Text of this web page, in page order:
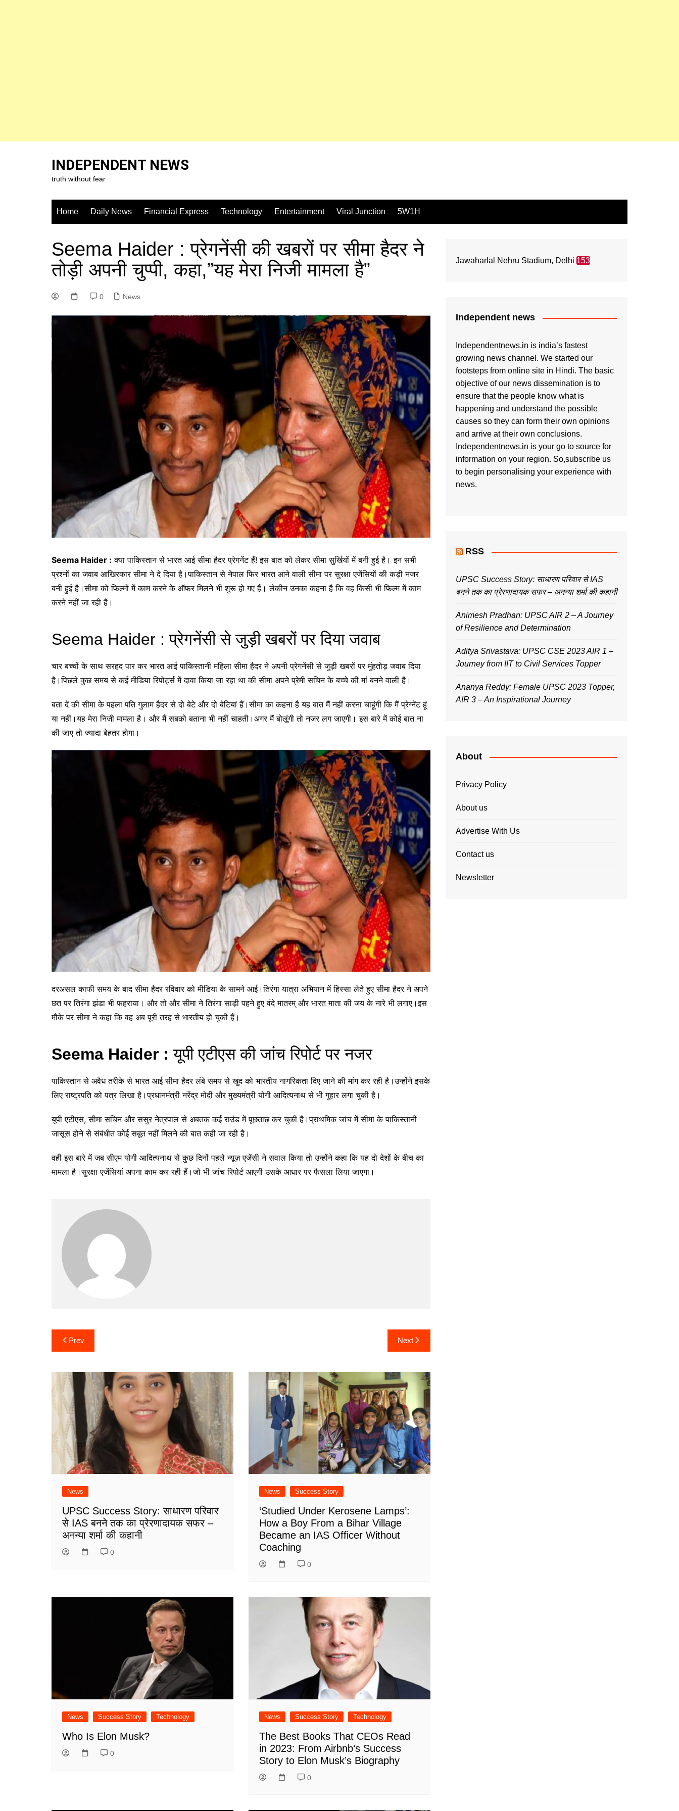
INDEPENDENT NEWS
truth without fear
Home Daily News Financial Express Technology Entertainment Viral Junction 5W1H
Seema Haider : प्रेगनेंसी की खबरों पर सीमा हैदर ने
तोड़ी अपनी चुप्पी, कहा,”यह मेरा निजी मामला है”
0 News
Seema Haider : क्या पाकिस्तान से भारत आई सीमा हैदर प्रेगनेंट हैं! इस बात को लेकर सीमा सुर्खियों में बनी हुई है। इन सभी
प्रश्नों का जवाब आखिरकार सीमा ने दे दिया है।पाकिस्तान से नेपाल फिर भारत आने वाली सीमा पर सुरक्षा एजेंसियों की कड़ी नजर
बनी हुई है।सीमा को फिल्मों में काम करने के ऑफर मिलने भी शुरू हो गए हैं। लेकीन उनका कहना है कि वह किसी भी फिल्म में काम
करने नहीं जा रही है।
Seema Haider : प्रेगनेंसी से जुड़ी खबरों पर दिया जवाब
चार बच्चों के साथ सरहद पार कर भारत आई पाकिस्तानी महिला सीमा हैदर ने अपनी प्रेगनेंसी से जुड़ी खबरों पर मुंहतोड़ जवाब दिया
है।पिछले कुछ समय से कई मीडिया रिपोर्ट्स में दावा किया जा रहा था की सीमा अपने प्रेमी सचिन के बच्चे की मां बनने वाली है।
बता दें की सीमा के पहला पति गुलाम हैदर से दो बेटे और दो बेटियां हैं।सीमा का कहना है यह बात मैं नहीं करना चाहूंगी कि मैं प्रेग्नेंट हूं
या नहीं।यह मेरा निजी मामला है। और मैं सबको बताना भी नहीं चाहती।अगर मैं बोलूंगी तो नजर लग जाएगी। इस बारे में कोई बात ना
की जाए तो ज्यादा बेहतर होगा।
दरअसल काफी समय के बाद सीमा हैदर रविवार को मीडिया के सामने आई।तिरंगा यात्रा अभियान में हिस्सा लेते हुए सीमा हैदर ने अपने
छत पर तिरंगा झंडा भी फहराया। और तो और सीमा ने तिरंगा साड़ी पहने हुए वंदे मातरम् और भारत माता की जय के नारे भी लगाए।इस
मौके पर सीमा ने कहा कि वह अब पूरी तरह से भारतीय हो चुकी हैं।
Seema Haider : यूपी एटीएस की जांच रिपोर्ट पर नजर
पाकिस्तान से अवैध तरीके से भारत आई सीमा हैदर लंबे समय से खुद को भारतीय नागरिकता दिए जाने की मांग कर रही है।उन्होंने इसके
लिए राष्ट्रपति को पत्र लिखा है।प्रधानमंत्री नरेंद्र मोदी और मुख्यमंत्री योगी आदित्यनाथ से भी गुहार लगा चुकी है।
यूपी एटीएस, सीमा सचिन और ससुर नेत्रपाल से अबतक कई राउंड में पूछताछ कर चुकी है।प्राथमिक जांच में सीमा के पाकिस्तानी
जासूस होने से संबंधीत कोई सबूत नहीं मिलने की बात कही जा रही है।
वही इस बारे में जब सीएम योगी आदित्यनाथ से कुछ दिनों पहले न्यूज़ एजेंसी ने सवाल किया तो उन्होंने कहा कि यह दो देशों के बीच का
मामला है।सुरक्षा एजेंसियां अपना काम कर रही हैं।जो भी जांच रिपोर्ट आएगी उसके आधार पर फैसला लिया जाएगा।
Post
navigation
Prev Next
News
UPSC Success Story: साधारण परिवार
से IAS बनने तक का प्रेरणादायक सफर –
अनन्या शर्मा की कहानी
0
News Success Story
‘Studied Under Kerosene Lamps’:
How a Boy From a Bihar Village
Became an IAS Officer Without
Coaching
0
News Success Story Technology
Who Is Elon Musk?
0
News Success Story Technology
The Best Books That CEOs Read
in 2023: From Airbnb’s Success
Story to Elon Musk’s Biography
0
Jawaharlal Nehru Stadium, Delhi 153
Independent news
Independentnews.in is india’s fastest
growing news channel. We started our
footsteps from online site in Hindi. The basic
objective of our news dissemination is to
ensure that the people know what is
happening and understand the possible
causes so they can form their own opinions
and arrive at their own conclusions.
Independentnews.in is your go to source for
information on your region. So,subscribe us
to begin personalising your experience with
news.
RSS
UPSC Success Story: साधारण परिवार से IAS
बनने तक का प्रेरणादायक सफर – अनन्या शर्मा की कहानी
Animesh Pradhan: UPSC AIR 2 – A Journey
of Resilience and Determination
Aditya Srivastava: UPSC CSE 2023 AIR 1 –
Journey from IIT to Civil Services Topper
Ananya Reddy: Female UPSC 2023 Topper,
AIR 3 – An Inspirational Journey
About
Privacy Policy
About us
Advertise With Us
Contact us
Newsletter